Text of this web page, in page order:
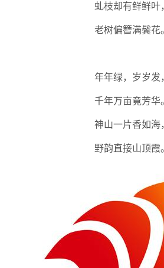
虬枝却有鲜鲜叶
老树偏簪满鬓花
年年绿，岁岁发
千年万亩竟芳华
神山一片香如海
野韵直接山顶霞